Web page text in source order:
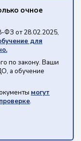
очное
ФЗ от 28.02.2025,
для
по закону. Ваши
а обучение
могут
.